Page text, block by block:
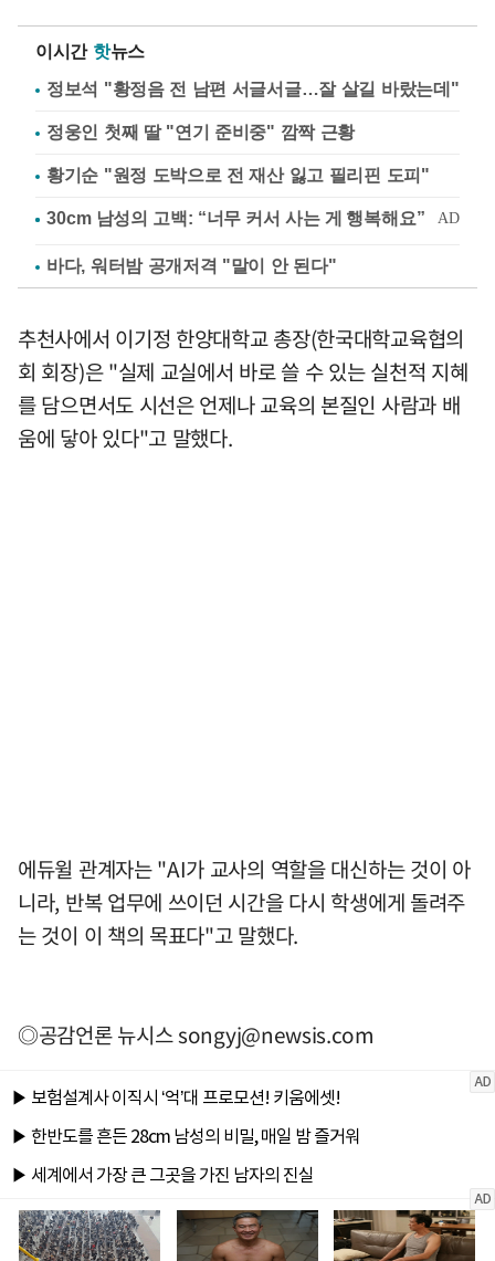
이시간 핫뉴스
정보석 "황정음 전 남편 서글서글…잘 살길 바랐는데"
정웅인 첫째 딸 "연기 준비중" 깜짝 근황
황기순 "원정 도박으로 전 재산 잃고 필리핀 도피"
바다, 워터밤 공개저격 "말이 안 된다"
추천사에서 이기정 한양대학교 총장(한국대학교육협의
회 회장)은 "실제 교실에서 바로 쓸 수 있는 실천적 지혜
를 담으면서도 시선은 언제나 교육의 본질인 사람과 배
움에 닿아 있다"고 말했다.
에듀윌 관계자는 "AI가 교사의 역할을 대신하는 것이 아
니라, 반복 업무에 쓰이던 시간을 다시 학생에게 돌려주
는 것이 이 책의 목표다"고 말했다.
◎공감언론 뉴시스songyj@newsis.com